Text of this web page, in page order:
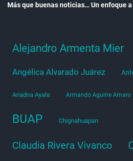
Más que buenas noticias… Un enfoque
Alejandro Armenta Mier
Angélica Alvarado Juárez
Ariadna Ayala Armando Aguirre Amaro
BUAP Chignahuapan
Claudia Rivera Vivanco